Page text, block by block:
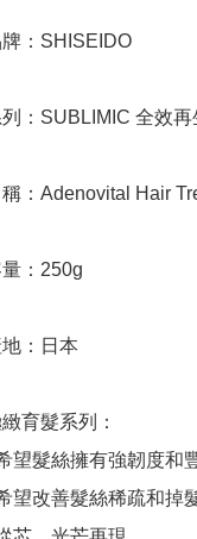
：SHISEIDO
：SUBLIMIC 全效再
：Adenovital Hair
：250g
：日本
育髮系列：
望髮絲擁有強韌度和
望改善髮絲稀疏和掉